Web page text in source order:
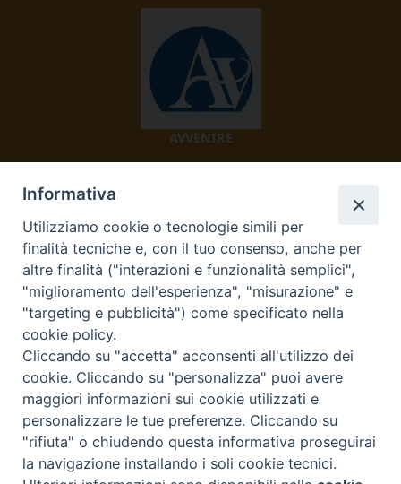
AVVENIRE
TV 2000
Diocesi di Ivrea
Curia Vescovile Piazza Castello, 3 10015 Ivrea (To) Tel.
0125.641138 Fax 0125.40296 segreteriacuria@diocesivrea.it
Informativa
Utilizziamo cookie o tecnologie simili per
finalità tecniche e, con il tuo consenso, anche per
altre finalità ("interazioni e funzionalità semplici",
"miglioramento dell'esperienza", "misurazione" e
"targeting e pubblicità") come specificato nella
cookie policy.
Cliccando su "accetta" acconsenti all'utilizzo dei
cookie. Cliccando su "personalizza" puoi avere
maggiori informazioni sui cookie utilizzati e
personalizzare le tue preferenze. Cliccando su
"rifiuta" o chiudendo questa informativa proseguirai
la navigazione installando i soli cookie tecnici.